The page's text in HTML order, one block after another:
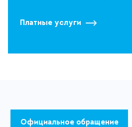
Платные услуги
Официальное обращение